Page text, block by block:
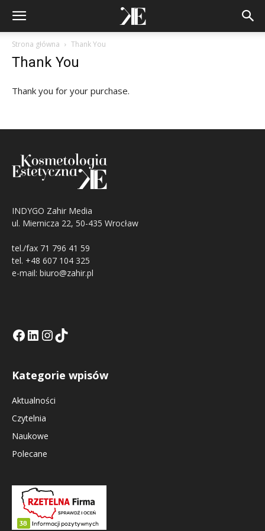
Strona główna Thank You
Thank You
Thank you for your purchase.
INDYGO Zahir Media
ul. Miernicza 22, 50-435 Wrocław
tel./fax 71 796 41 59
tel. +48 607 104 325
e-mail: biuro@zahir.pl
Facebook
LinkedIn
Tik Tok KEInstagramm KE
Kategorie wpisów
Aktualności
Czytelnia
Naukowe
Polecane